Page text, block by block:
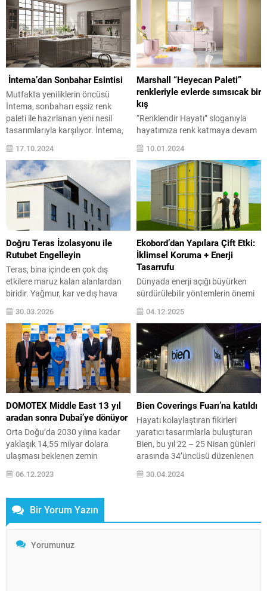
İntema’dan Sonbahar Esintisi
Mutfakta yeniliklerin öncüsü
İntema, sonbaharı eşsiz renk
paleti ile hazırlanan yeni nesil
tasarımlarıyla karşılıyor. İntema,
estetik ve fonksiyonel
çözümleriyle, modern yaşamın
ihtiyaçlarına uygun tasarımlar ile
mutfaklarda sıcak ve davetkar bir
atmosfer sunuyor. Eczacıbaşı
Topluluğu’nun modüler mutfak
markası İntema; uzman kadrosu,
deneyimli mimar ekibi ve 46 yılı
aşkın tecrübesiyle kişiye özel...
17.10.2024
Marshall “Heyecan Paleti”
renkleriyle evlerde sımsıcak bir
kış
“Renklendir Hayatı” sloganıyla
hayatımıza renk katmaya devam
eden Marshall’ın, açıkladığı Yılın
Rengi “Tatlı Huzur”u tamamlayan
Heyecan Paleti, sıcak dokusuyla
soğuk kış aylarında evleri ısıtıyor,
adeta güneş ışığını içeriye taşıyor.
Eğlenceli ve neşeli tonlardan
oluşan Heyecan Paleti, Yılın Rengi
“Tatlı Huzur” ile birlikte bir dizi
çarpıcı renk ve kombinasyon
olanağı...
10.01.2024
Doğru Teras İzolasyonu ile
Rutubet Engelleyin
Teras, bina içinde en çok dış
etkilere maruz kalan alanlardan
biridir. Yağmur, kar ve dış hava
koşulları suyun yapıya sızmasına
neden olabilir. Bu durum hem
yapının dayanıklılığını tehdit eder
hem de iç mekanlarda rutubet ve
küf gibi problemlere yol açar.
Teras izolasyonu, suyun teras
yüzeyinden içeriye geçmesini
engelleyen bir uygulamadır....
30.03.2026
Ekobord’dan Yapılara Çift Etki:
İklimsel Koruma + Enerji
Tasarrufu
Dünyada enerji açığı büyürken
sürdürülebilir yöntemlerin önemi
hem çevresel hem de ekonomik
açıdan kritik bir noktaya taşındı.
Konutlar başta olmak üzere geniş
kullanıcı kitlesine hitap eden
yapılarda, doğru malzeme seçimi
ve doğru uygulama teknikleriyle
enerji tasarrufu sağlamak artık
kritik bir noktada. Yapı
malzemeleri alanında öncü
firmalardan Ekobord, fibercement
dış...
04.12.2025
DOMOTEX Middle East 13 yıl
aradan sonra Dubai’ye dönüyor
Orta Doğu’da 2030 yılına kadar
yaklaşık 14,55 milyar dolara
ulaşması beklenen zemin
kaplama ve halı pazarı, 13 yıl
sonra DOMOTEX Middle East ile
buluşturmak için gün sayıyor.
Fuar, 23-25 Nisan tarihleri
arasında Dubai Dünya Ticaret
Merkezi’nde (DWTC) uzun
zamandır heyecanla beklenen
06.12.2023
Bien Coverings Fuarı’na katıldı
Hayatı kolaylaştıran fikirleri
yaratıcı tasarımlarla buluşturan
Bien, bu yıl 22 – 25 Nisan günleri
arasında 34’üncüsü düzenlenen
Coverings Fuarı’na çıkarma yaptı.
Bien, ABD’nin Atlanta şehrinde
30.04.2024
Bir Yorum Yazın